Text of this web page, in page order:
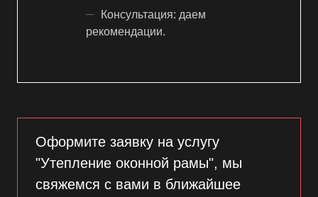
Консультация: даем
рекомендации.
Оформите заявку на услугу
"Утепление оконной рамы", мы
свяжемся с вами в ближайшее